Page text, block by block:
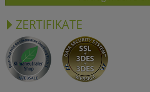
ZERTIFIKATE